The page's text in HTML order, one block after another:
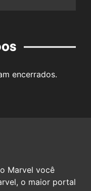
encerrados.
Marvel você
o maior portal